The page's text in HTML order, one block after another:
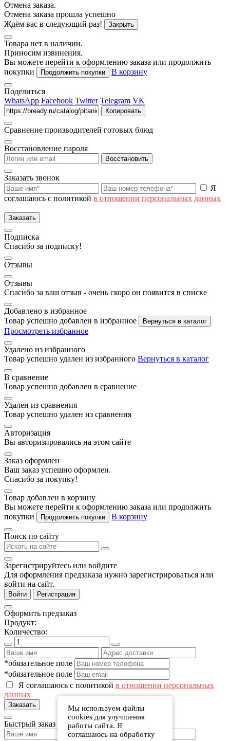
Отмена заказа.
Отмена заказа прошла успешно
Ждём вас в следующий раз!
Закрыть
Товара нет в наличии.
Приносим извинения.
Вы можете перейти к оформлению заказа или продолжить
покупки
Продолжить покупки В корзину
Поделиться
WhatsApp Facebook Twitter Telegram VK
Копировать
Сравнение производителей готовых блюд
Восстановление пароля
Восстановить
Заказать звонок
Я
соглашаюсь с политикой в отношении персональных данных
Заказать
Подписка
Спасибо за подписку!
Отзывы
Отзывы
Спасибо за ваш отзыв - очень скоро он появится в списке
Добавлено в избранное
Товар успешно добавлен в избранное
Вернуться в каталог
Просмотреть избранное
Удалено из избранного
Товар успешно удален из избранного Вернуться в каталог
В сравнение
Товар успешно добавлен в сравнение
Удален из сравнения
Товар успешно удален из сравнения
Авторизация
Вы авторизировались на этом сайте
Заказ оформлен
Ваш заказ успешно оформлен.
Спасибо за покупку!
Товар добавлен в корзину
Вы можете перейти к оформлению заказа или продолжить
покупки
Продолжить покупки В корзину
Поиск по сайту
Зарегистрируйтесь или войдите
Для оформления предзаказа нужно зарегистрироваться или
войти на сайт.
Войти Регистрация
Оформить предзаказ
Продукт:
Количество:
*обязательное поле
*обязательное поле
Я соглашаюсь с политикой в отношении персональных
данных
Заказать
Быстрый заказ
Мы используем файлы
cookies для улучшения
работы сайта. Я
соглашаюсь на обработку